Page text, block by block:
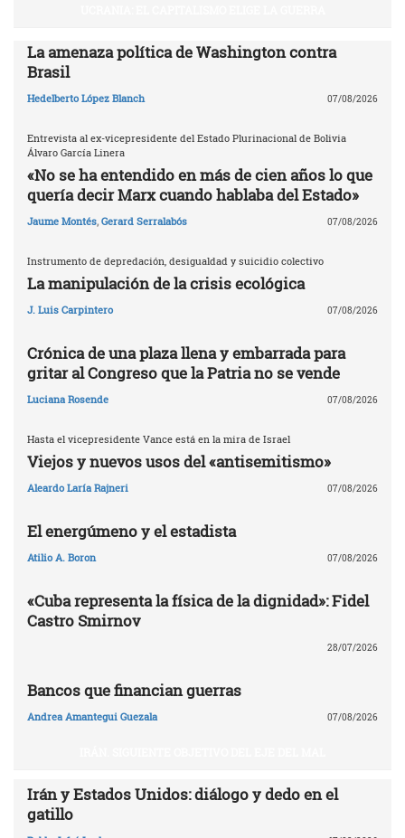
La amenaza política de Washington contra
Brasil
Hedelberto López Blanch 07/08/2026
Entrevista al ex-vicepresidente del Estado Plurinacional de Bolivia
Álvaro García Linera
«No se ha entendido en más de cien años lo que
quería decir Marx cuando hablaba del Estado»
Jaume Montés, Gerard Serralabós 07/08/2026
Instrumento de depredación, desigualdad y suicidio colectivo
La manipulación de la crisis ecológica
J. Luis Carpintero 07/08/2026
Crónica de una plaza llena y embarrada para
gritar al Congreso que la Patria no se vende
Luciana Rosende 07/08/2026
Hasta el vicepresidente Vance está en la mira de Israel
Viejos y nuevos usos del «antisemitismo»
Aleardo Laría Rajneri 07/08/2026
El energúmeno y el estadista
Atilio A. Boron 07/08/2026
«Cuba representa la física de la dignidad»: Fidel
Castro Smirnov
28/07/2026
Bancos que financian guerras
Andrea Amantegui Guezala 07/08/2026
Irán y Estados Unidos: diálogo y dedo en el
gatillo